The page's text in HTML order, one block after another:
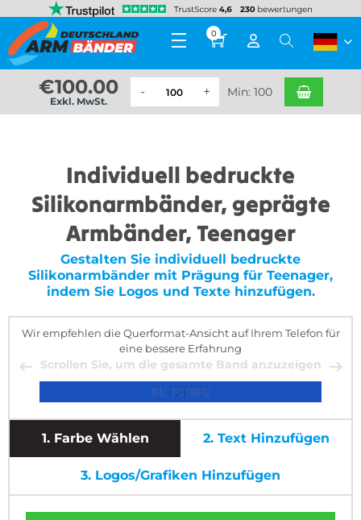
0
€100.00
Exkl. MwSt.
Min: 100
Individuell bedruckte
Silikonarmbänder, geprägte
Armbänder, Teenager
Gestalten Sie individuell bedruckte
Silikonarmbänder mit Prägung für Teenager,
indem Sie Logos und Texte hinzufügen.
Wir empfehlen die Querformat-Ansicht auf Ihrem Telefon für
eine bessere Erfahrung
Scrollen Sie, um die gesamte Band anzuzeigen
1. Farbe Wählen 2. Text Hinzufügen
3. Logos/Grafiken Hinzufügen